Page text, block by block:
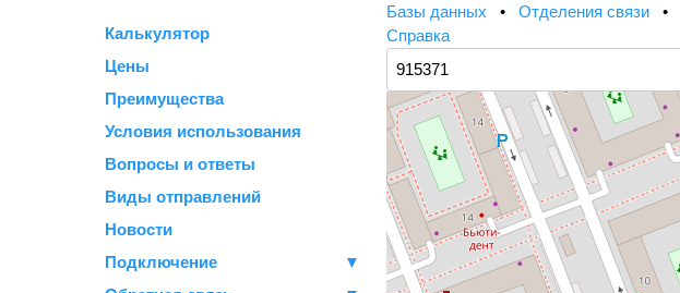
Калькулятор
Цены
Преимущества
Условия использования
Вопросы и ответы
Виды отправлений
Новости
Подключение
▼
Базы данных • Отделения связи •
Справка